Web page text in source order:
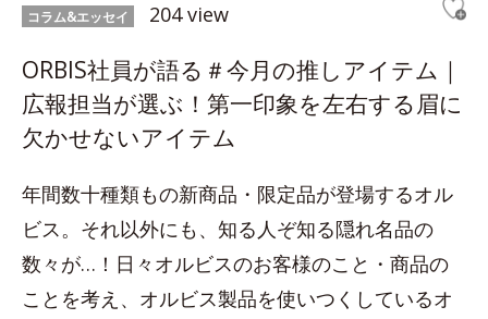
コラム&エッセイ 204 view
ORBIS社員が語る＃今月の推しアイテム｜
広報担当が選ぶ！第一印象を左右する眉に
欠かせないアイテム
年間数十種類もの新商品・限定品が登場するオル
ビス。それ以外にも、知る人ぞ知る隠れ名品の
数々が…！日々オルビスのお客様のこと・商品の
ことを考え、オルビス製品を使いつくしているオ